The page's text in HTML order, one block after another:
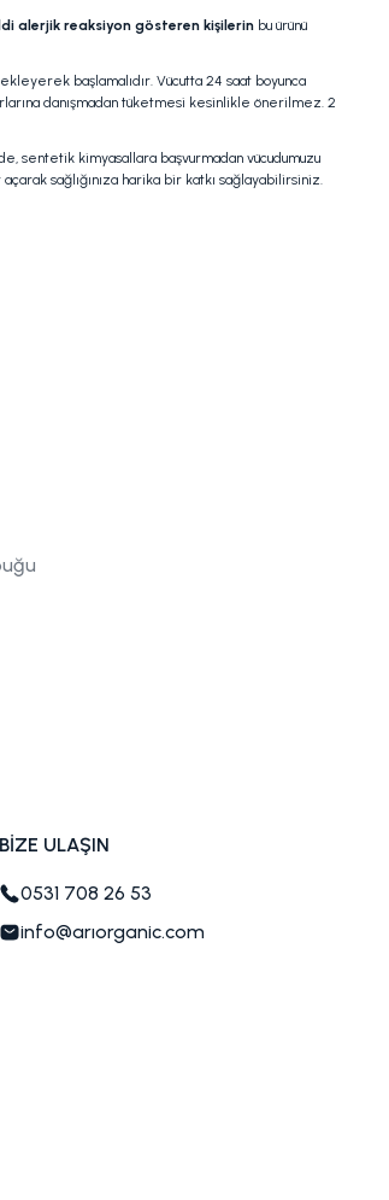
alerjik reaksiyon gösteren kişilerin bu ürünü
başlamalıdır. Vücutta 24 saat boyunca
danışmadan tüketmesi kesinlikle önerilmez. 2
sentetik kimyasallara başvurmadan vücudumuzu
sağlığınıza harika bir katkı sağlayabilirsiniz.
BİZE ULAŞIN
0531 708 26 53
info@arıorganic.com